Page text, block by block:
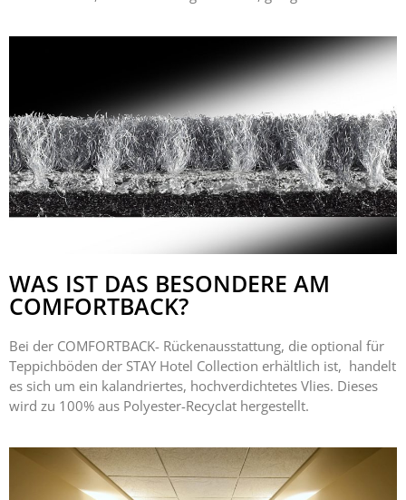
WAS IST DAS BESONDERE AM
COMFORTBACK?
Bei der COMFORTBACK- Rückenausstattung, die optional für
Teppichböden der STAY Hotel Collection erhältlich ist, handelt
es sich um ein kalandriertes, hochverdichtetes Vlies. Dieses
wird zu 100% aus Polyester-Recyclat hergestellt.